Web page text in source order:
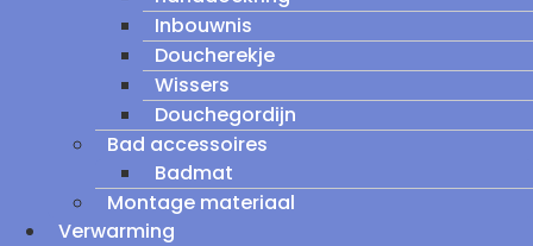
Inbouwnis
Doucherekje
Wissers
Douchegordijn
Bad accessoires
Badmat
Montage materiaal
Verwarming